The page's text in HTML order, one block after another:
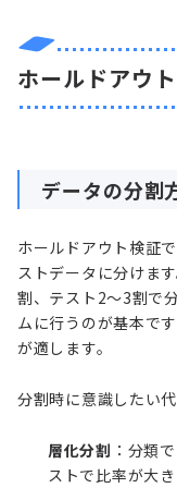
ホールドアウ
データの分割
ホールドアウト検証
ストデータに分けま
割、テスト2〜3割で
ムに行うのが基本で
が適します。
分割時に意識したい
層化分割 ：分類
ストで比率が大